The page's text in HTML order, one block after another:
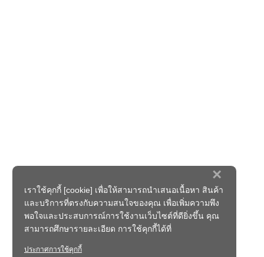
×
เราใช้คุกกี้ [cookie] เพื่อให้สามารถนำเสนอเนื้อหา สินค้า
และบริการที่ตรงกับความสนใจของคุณ เพื่อเพิ่มความพึง
พอใจและประสบการณ์การใช้งานเว็บไซต์ที่ดียิ่งขึ้น คุณ
สามารถศึกษารายละเอียด การใช้คุกกี้ได้ที่
ประกาศการใช้คุกกี้